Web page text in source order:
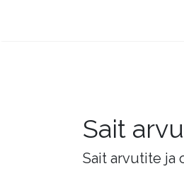
Sait
Sait arvutite ja